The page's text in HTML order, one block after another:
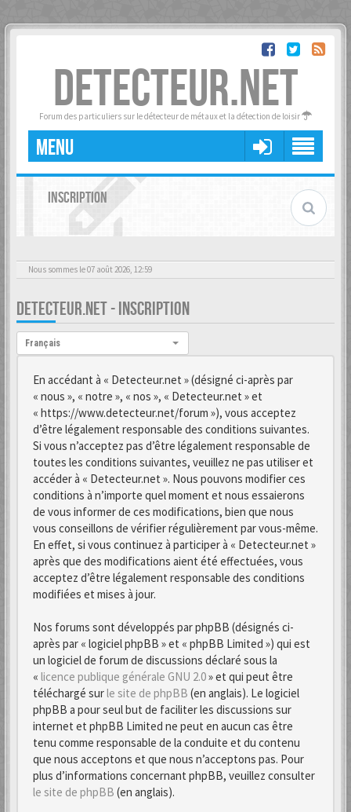
DETECTEUR.NET
Forum des particuliers sur le détecteur de métaux et la détection de loisir
MENU
INSCRIPTION
Nous sommes le 07 août 2026, 12:59
DETECTEUR.NET - INSCRIPTION
Langue :
Français
En accédant à « Detecteur.net » (désigné ci-après par
« nous », « notre », « nos », « Detecteur.net » et
« https://www.detecteur.net/forum »), vous acceptez
d’être légalement responsable des conditions suivantes.
Si vous n’acceptez pas d’être légalement responsable de
toutes les conditions suivantes, veuillez ne pas utiliser et
accéder à « Detecteur.net ». Nous pouvons modifier ces
conditions à n’importe quel moment et nous essaierons
de vous informer de ces modifications, bien que nous
vous conseillons de vérifier régulièrement par vous-même.
En effet, si vous continuez à participer à « Detecteur.net »
après que des modifications aient été effectuées, vous
acceptez d’être légalement responsable des conditions
modifiées et mises à jour.
Nos forums sont développés par phpBB (désignés ci-
après par « logiciel phpBB » et « phpBB Limited ») qui est
un logiciel de forum de discussions déclaré sous la
« licence publique générale GNU 2.0» et qui peut être
téléchargé surle site de phpBB (en anglais). Le logiciel
phpBB a pour seul but de faciliter les discussions sur
internet et phpBB Limited ne peut en aucun cas être
tenu comme responsable de la conduite et du contenu
que nous acceptons et que nous n’acceptons pas. Pour
plus d’informations concernant phpBB, veuillez consulter
le site de phpBB (en anglais).